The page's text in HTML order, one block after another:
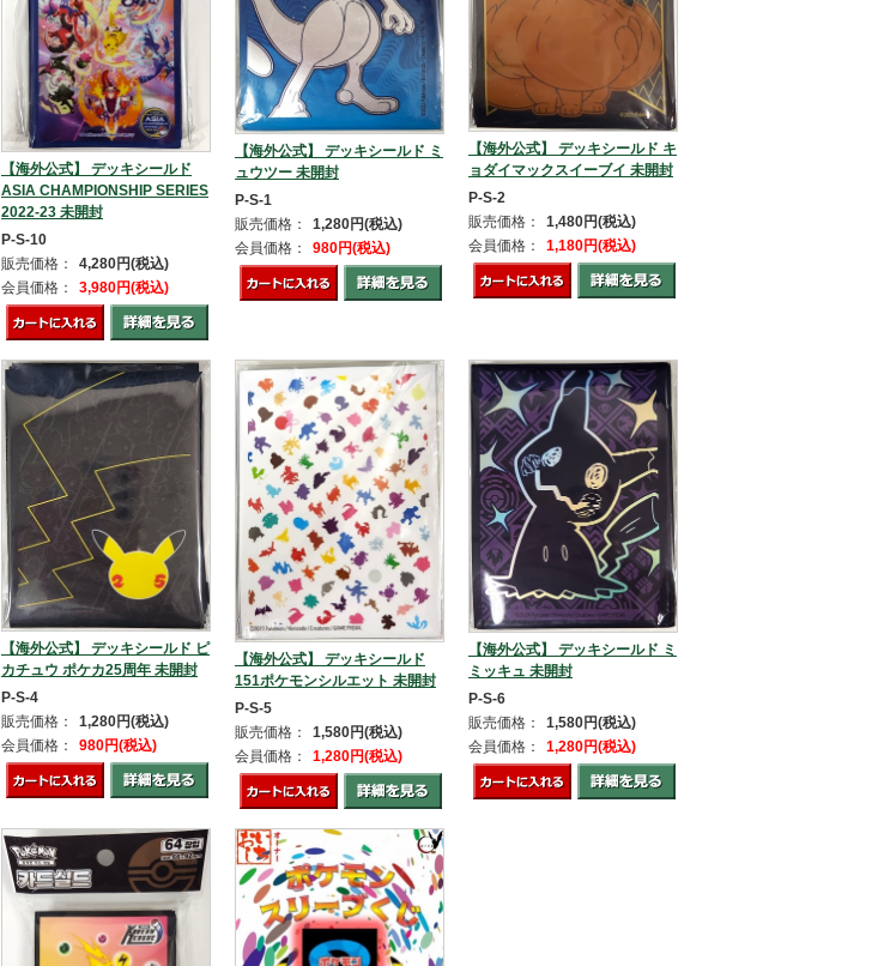
【海外公式】 デッキシールド
ASIA CHAMPIONSHIP SERIES
2022-23 未開封
P-S-10
販売価格：
4,280円(税込)
会員価格：
3,980円(税込)
【海外公式】 デッキシールド ミ
ュウツー 未開封
P-S-1
販売価格：
1,280円(税込)
会員価格：
980円(税込)
【海外公式】 デッキシールド キ
ョダイマックスイーブイ 未開封
P-S-2
販売価格：
1,480円(税込)
会員価格：
1,180円(税込)
【海外公式】 デッキシールド ピ
カチュウ ポケカ25周年 未開封
P-S-4
販売価格：
1,280円(税込)
会員価格：
980円(税込)
【海外公式】 デッキシールド
151ポケモンシルエット 未開封
P-S-5
販売価格：
1,580円(税込)
会員価格：
1,280円(税込)
【海外公式】 デッキシールド ミ
ミッキュ 未開封
P-S-6
販売価格：
1,580円(税込)
会員価格：
1,280円(税込)